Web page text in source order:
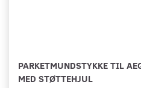
PARKETMUNDSTYKKE TIL
MED STØTTEHJUL